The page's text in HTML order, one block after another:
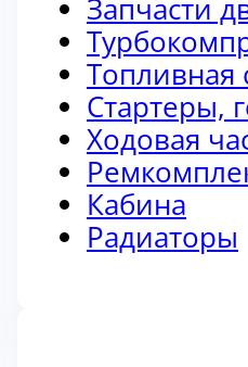
Запчасти
Топливная
Стартеры,
Ходовая
Кабина
Радиаторы